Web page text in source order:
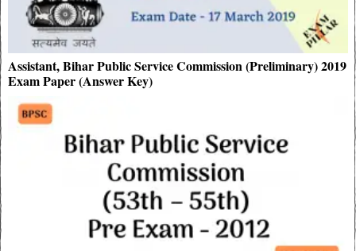
Assistant, Bihar Public Service Commission (Preliminary) 2019
Exam Paper (Answer Key)